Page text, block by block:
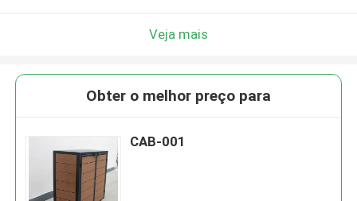
Veja mais
Obter o melhor preço para
CAB-001